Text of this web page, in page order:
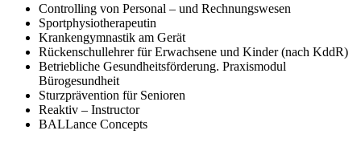
Controlling von Personal – und Rechnungswesen
Sportphysiotherapeutin
Krankengymnastik am Gerät
Rückenschullehrer für Erwachsene und Kinder (nach KddR)
Betriebliche Gesundheitsförderung. Praxismodul
Bürogesundheit
Sturzprävention für Senioren
Reaktiv – Instructor
BALLance Concepts